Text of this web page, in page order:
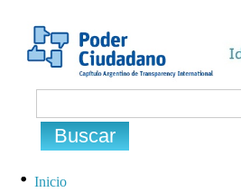
Inicio